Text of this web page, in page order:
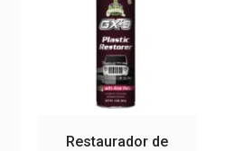
Restaurador de